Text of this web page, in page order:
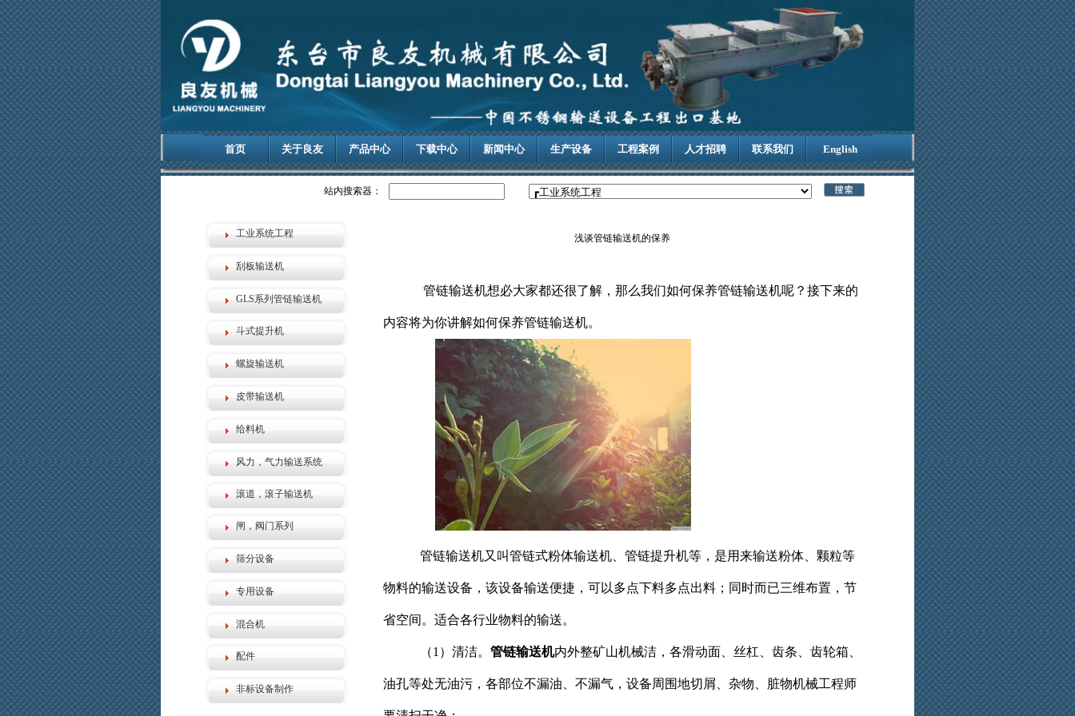
首页 关于良友 产品中心 下载中心 新闻中心 生产设备 工程案例 人才招聘 联系我们 English
站内搜索器：
工业系统工程
刮板输送机
GLS系列管链输送机
斗式提升机
螺旋输送机
皮带输送机
给料机
风力，气力输送系统
滚道，滚子输送机
闸，阀门系列
筛分设备
专用设备
混合机
配件
非标设备制作
浅谈管链输送机的保养
管链输送机想必大家都还很了解，那么我们如何保养管链输送机呢？接下来的
内容将为你讲解如何保养管链输送机。
管链输送机又叫管链式粉体输送机、管链提升机等，是用来输送粉体、颗粒等
物料的输送设备，该设备输送便捷，可以多点下料多点出料；同时而已三维布置，节
省空间。适合各行业物料的输送。
（1）清洁。 管链输送机内外整矿山机械洁，各滑动面、丝杠、齿条、齿轮箱、
油孔等处无油污，各部位不漏油、不漏气，设备周围地切屑、杂物、脏物机械工程师